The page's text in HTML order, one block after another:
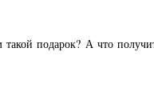
подарок? А что